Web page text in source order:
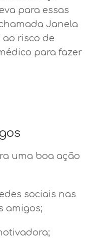
para essas
Janela
ao risco de
para fazer
uma boa ação
sociais nas
amigos;